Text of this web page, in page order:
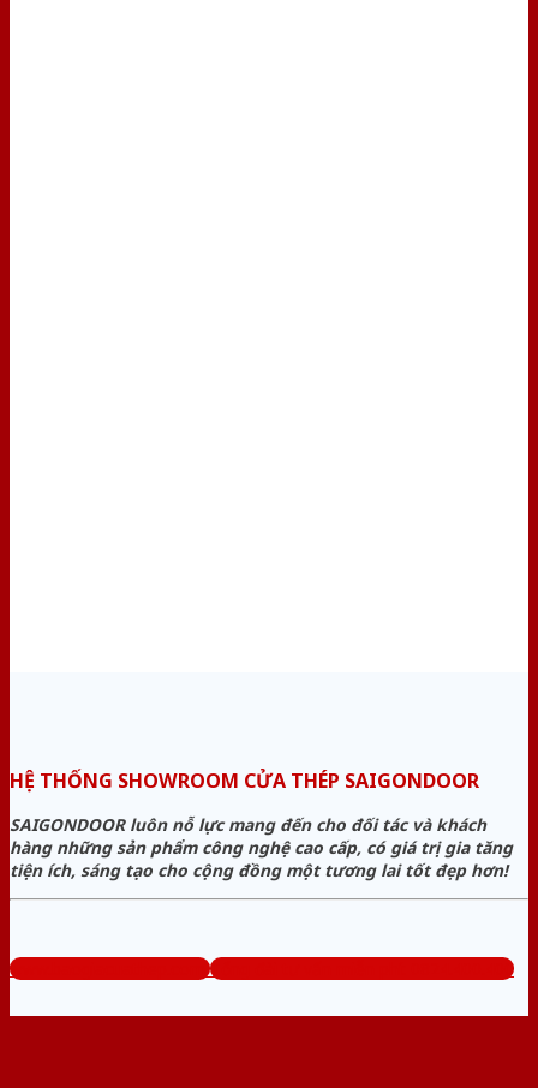
HỆ THỐNG SHOWROOM CỬA THÉP SAIGONDOOR
SAIGONDOOR luôn nỗ lực mang đến cho đối tác và khách
hàng những sản phẩm công nghệ cao cấp, có giá trị gia tăng
tiện ích, sáng tạo cho cộng đồng một tương lai tốt đẹp hơn!
www.baogiacuathep.com Tổng đài tư vấn miễn phí: 0824.400.400